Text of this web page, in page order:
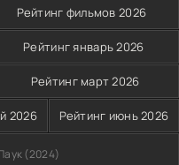
Рейтинг фильмов 2026
Рейтинг январь 2026
Рейтинг март 2026
2026 Рейтинг июнь 2026
(2024)